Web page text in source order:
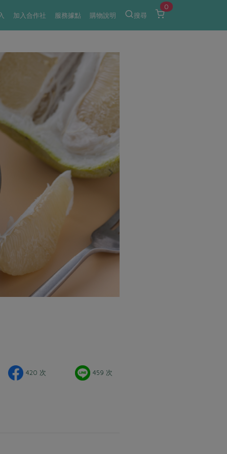
加入合作社 服務據點 購物說明 搜尋
0
420 次 459 次